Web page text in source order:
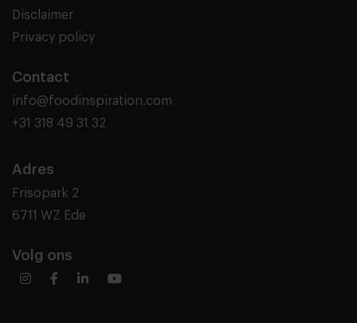
Disclaimer
Privacy policy
Contact
info@foodinspiration.com
+31 318 49 31 32
Adres
Frisopark 2
6711 WZ Ede
Volg ons